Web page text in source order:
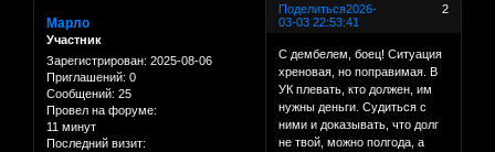
Поделиться 2
2026-
03-03 22:53:41
Марло
Участник
Зарегистрирован: 2025-08-06
Приглашений: 0
Сообщений: 25
Провел на форуме:
11 минут
Последний визит:
С дембелем, боец! Ситуация
хреновая, но поправимая. В
УК плевать, кто должен, им
нужны деньги. Судиться с
ними и доказывать, что долг
не твой, можно полгода, а